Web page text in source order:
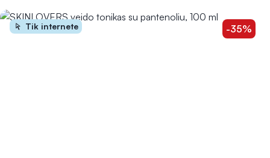
Tik internete -35%